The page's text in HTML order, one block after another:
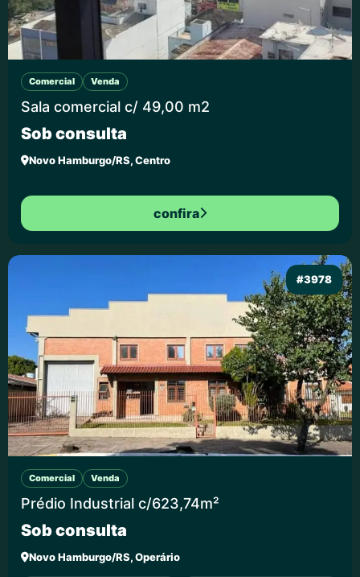
Comercial Venda
Sala comercial c/ 49,00 m2
Sob consulta
Novo Hamburgo/RS, Centro
confira
#3978
Comercial Venda
Prédio Industrial c/623,74m²
Sob consulta
Novo Hamburgo/RS, Operário